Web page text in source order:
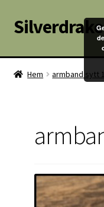
Hoppa
till
Hoppa
till
Hem
Kassan
Hem armband sytt